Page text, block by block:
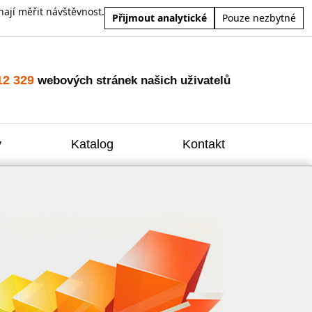
měřit návštěvnost.
Přijmout analytické Pouze nezbytné
329 webových stránek našich uživatelů
Katalog Kontakt